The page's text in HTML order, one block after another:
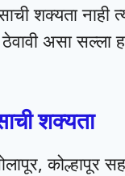
शक्यता नाही
असा सल्ला
शक्यता
कोल्हापूर